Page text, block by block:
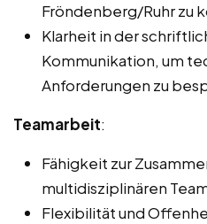
Fröndenberg/Ruhr zu
Klarheit in der
Kommunikation, um
Anforderungen zu
Teamarbeit:
Fähigkeit zur
multidisziplinären
Flexibilität und